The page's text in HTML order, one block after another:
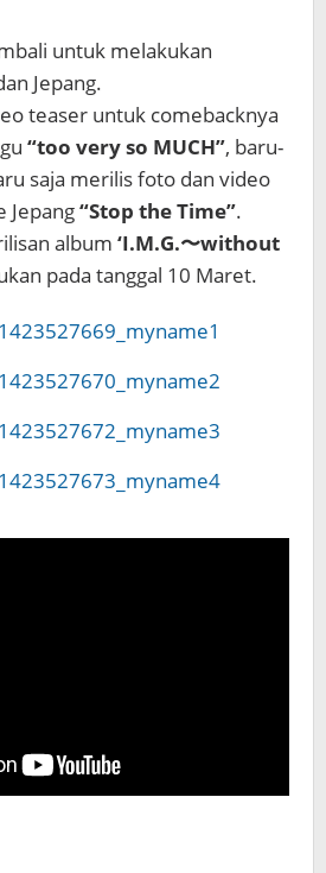
untuk melakukan
Jepang.
teaser untuk comebacknya
“too very so MUCH”, baru-
saja merilis foto dan video
Jepang“Stop the Time”.
album ‘I.M.G.〜without
pada tanggal 10 Maret.